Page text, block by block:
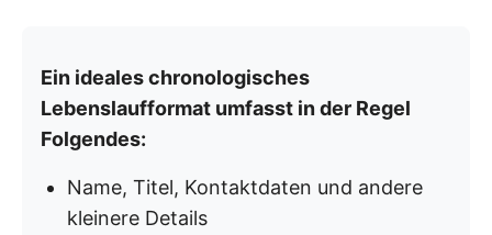
Ein ideales chronologisches
Lebenslaufformat umfasst in der Regel
Folgendes:
Name, Titel, Kontaktdaten und andere
kleinere Details